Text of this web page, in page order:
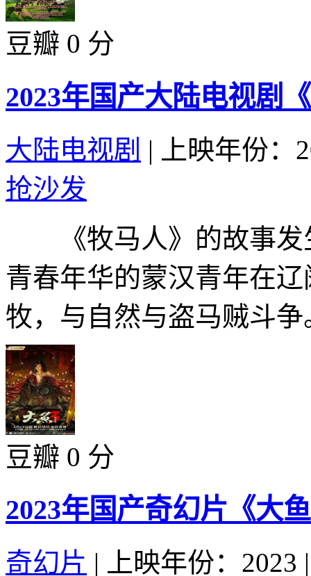
豆瓣 0 分
2023年国产大陆电视剧
大陆电视剧 |
上映年份：
抢沙发
《牧马人》的故事发
青春年华的蒙汉青年在
牧，与自然与盗马贼斗
豆瓣 0 分
2023年国产奇幻片《大
奇幻片 | 上映年份：2023 |